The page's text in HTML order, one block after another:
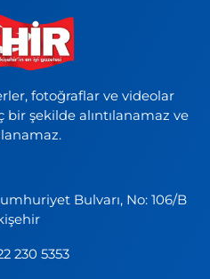
fotoğraflar ve videolar
şekilde alıntılanamaz ve
Bulvarı, No: 106/B
230 5353